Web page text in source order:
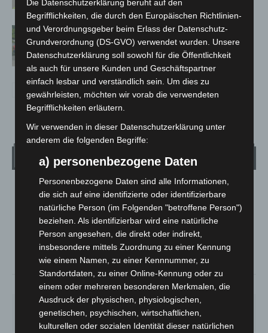
Region Hannover: 21 neue
Notfallsanitäter starten beim Roten
Kreuz
LANGENHAGEN
Überwiegend Bewölkt
23.5°C 24.5 °
22.2°
53% 1.3m/s 72%
27° 25°
MI.
26 ° 30°
Die Datenschutzerklärung beruht auf den
Begrifflichkeiten, die durch den Europäischen Richtlinien-
und Verordnungsgeber beim Erlass der Datenschutz-
Grundverordnung (DS-GVO) verwendet wurden. Unsere
Datenschutzerklärung soll sowohl für die Öffentlichkeit
als auch für unsere Kunden und Geschäftspartner
einfach lesbar und verständlich sein. Um dies zu
gewährleisten, möchten wir vorab die verwendeten
Begrifflichkeiten erläutern.
Wir verwenden in dieser Datenschutzerklärung unter
anderem die folgenden Begriffe:
a) personenbezogene Daten
Personenbezogene Daten sind alle Informationen,
die sich auf eine identifizierte oder identifizierbare
natürliche Person (im Folgenden "betroffene Person")
beziehen. Als identifizierbar wird eine natürliche
Person angesehen, die direkt oder indirekt,
insbesondere mittels Zuordnung zu einer Kennung
wie einem Namen, zu einer Kennnummer, zu
Standortdaten, zu einer Online-Kennung oder zu
einem oder mehreren besonderen Merkmalen, die
Ausdruck der physischen, physiologischen,
genetischen, psychischen, wirtschaftlichen,
kulturellen oder sozialen Identität dieser natürlichen